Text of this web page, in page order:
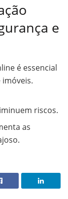
e
é essencial
riscos.
as